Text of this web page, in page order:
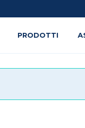
PRODOTTI